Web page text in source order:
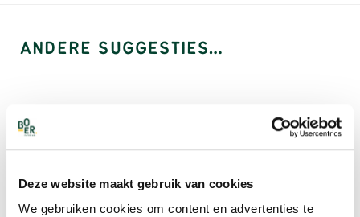
Deze website maakt gebruik van cookies
We gebruiken cookies om content en advertenties te
ANDERE SUGGESTIES…